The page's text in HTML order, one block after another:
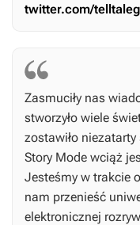
twitter.com/
Zasmuciły nas
stworzyło wiele
zostawiło niezatarty
Story Mode wciąż
Jesteśmy w trakcie
nam przenieść
elektronicznej